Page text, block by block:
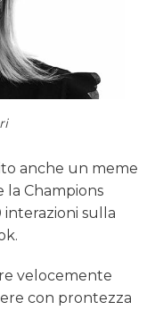
anche un meme
la Champions
sulla
velocemente
con prontezza